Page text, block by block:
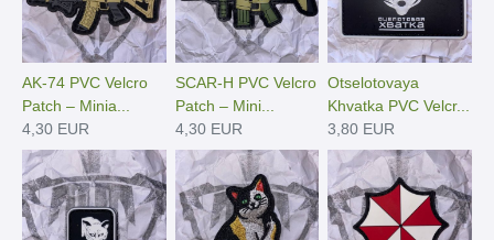
AK-74 PVC Velcro
Patch – Minia...
4,30 EUR
SCAR-H PVC Velcro
Patch – Mini...
4,30 EUR
Otselotovaya
Khvatka PVC Velcr...
3,80 EUR